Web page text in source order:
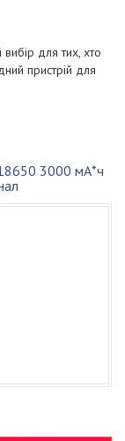
для тих, хто
пристрій для
3000 мА*ч